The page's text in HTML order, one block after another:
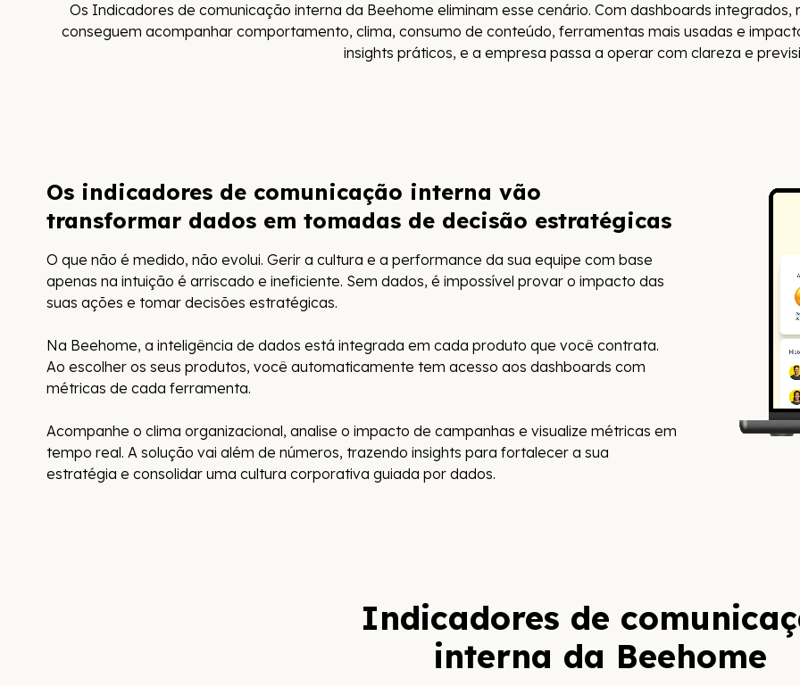
Os Indicadores de comunicação interna da Beehome eliminam esse cenário. Com dashboards integrados,
conseguem acompanhar comportamento, clima, consumo de conteúdo, ferramentas mais usadas e
insights práticos, e a empresa passa a operar com clareza e
Os indicadores de comunicação interna vão
transformar dados em tomadas de decisão estratégicas
O que não é medido, não evolui. Gerir a cultura e a performance da sua equipe com base
apenas na intuição é arriscado e ineficiente. Sem dados, é impossível provar o impacto das
suas ações e tomar decisões estratégicas.
Na Beehome, a inteligência de dados está integrada em cada produto que você contrata.
Ao escolher os seus produtos, você automaticamente tem acesso aos dashboards com
métricas de cada ferramenta.
Acompanhe o clima organizacional, analise o impacto de campanhas e visualize métricas em
tempo real. A solução vai além de números, trazendo insights para fortalecer a sua
estratégia e consolidar uma cultura corporativa guiada por dados.
Indicadores de
interna da Beehome